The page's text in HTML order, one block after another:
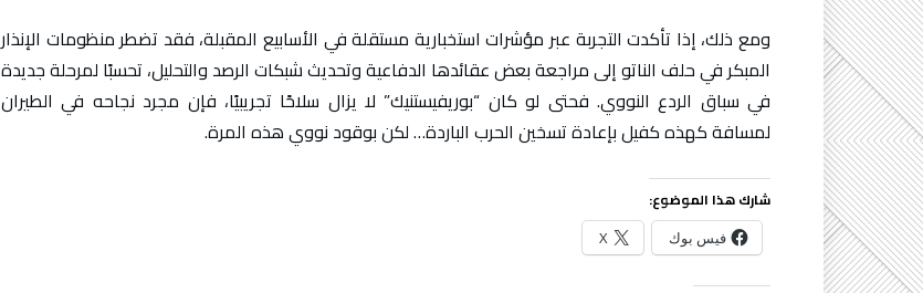
ومع ذلك، إذا تأكدت التجربة عبر مؤشرات استخبارية مستقلة في الأسابيع المقبلة، فقد تضطر منظومات الإنذار
المبكر في حلف الناتو إلى مراجعة بعض عقائدها الدفاعية وتحديث شبكات الرصد والتحليل، تحسبًا لمرحلة جديدة
في سباق الردع النووي. فحتى لو كان “بوريفيستنيك” لا يزال سلاحًا تجريبيًا، فإن مجرد نجاحه في الطيران
لمسافة كهذه كفيل بإعادة تسخين الحرب الباردة… لكن بوقود نووي هذه المرة.
شارك هذا الموضوع:
فيس بوك X